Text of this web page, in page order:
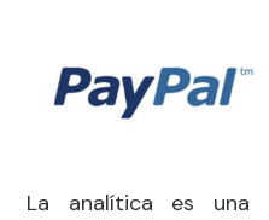
La analítica es una